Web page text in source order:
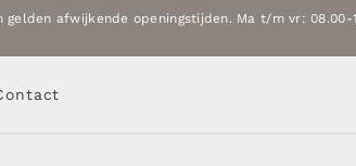
gelden afwijkende openingstijden. Ma t/m vr: 08.00-